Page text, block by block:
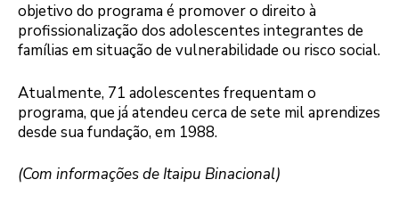
objetivo do programa é promover o direito à
profissionalização dos adolescentes integrantes de
famílias em situação de vulnerabilidade ou risco social.
Atualmente, 71 adolescentes frequentam o
programa, que já atendeu cerca de sete mil aprendizes
desde sua fundação, em 1988.
(Com informações de Itaipu Binacional)